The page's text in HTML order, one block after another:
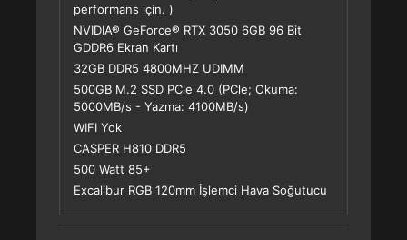
performans için. )
NVIDIA® GeForce® RTX 3050 6GB 96 Bit
GDDR6 Ekran Kartı
32GB DDR5 4800MHZ UDIMM
500GB M.2 SSD PCle 4.0 (PCle; Okuma:
5000MB/s - Yazma: 4100MB/s)
WIFI Yok
CASPER H810 DDR5
500 Watt 85+
Excalibur RGB 120mm İşlemci Hava Soğutucu